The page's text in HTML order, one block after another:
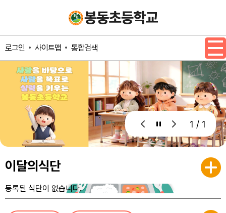
로그인 사이트맵 통합검색
1 / 1
이달의식단
등록된 식단이 없습니다.